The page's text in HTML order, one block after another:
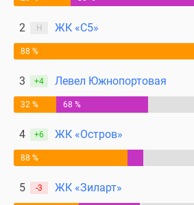
2 Н ЖК «С5»
88 %
3 +4 Левел Южнопортовая
32 % 68 %
4 +6 ЖК «Остров»
88 %
5 -3 ЖК «Зиларт»